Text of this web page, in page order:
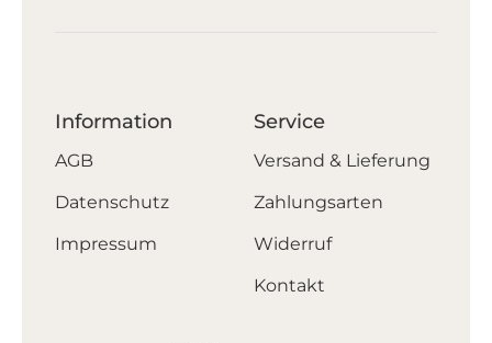
Information
AGB
Datenschutz
Impressum
Service
Versand & Lieferung
Zahlungsarten
Widerruf
Kontakt